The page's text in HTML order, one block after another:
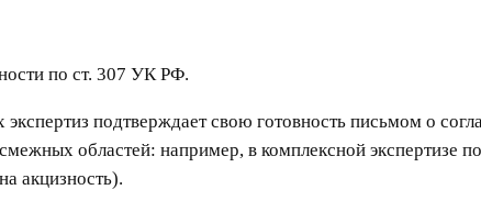
по ст. 307 УК РФ.
подтверждает свою готовность письмом о
областей: например, в комплексной экспертизе
акцизность).